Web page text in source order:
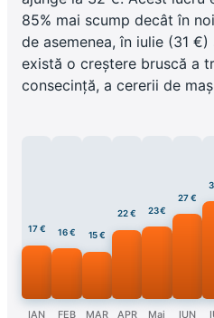
85% mai scump decât în
de asemenea, în iulie (31
există o creștere bruscă a
consecință, a cererii de
17 €
IAN
16 €
FEB
15 €
MAR
22 €
APR
23 €
Mai
27 €
IUN